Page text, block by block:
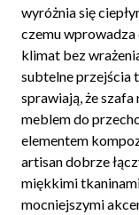
wyróżnia się
czemu
klimat bez
subtelne przejścia
sprawiają, że
meblem do
elementem
artisan dobrze
miękkimi
mocniejszymi